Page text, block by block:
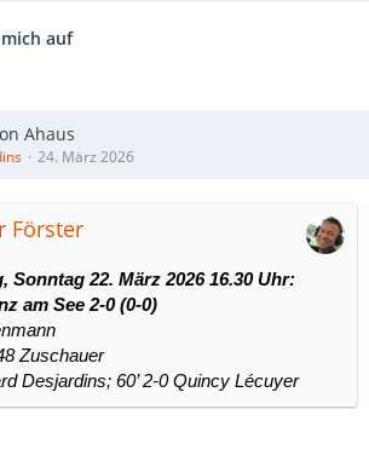
auf
Ahaus
24. März 2026
Förster
Sonntag 22. März 2026 16.30 Uhr:
am See 2-0 (0-0)
Zuschauer
Desjardins; 60’ 2-0 Quincy Lécuyer